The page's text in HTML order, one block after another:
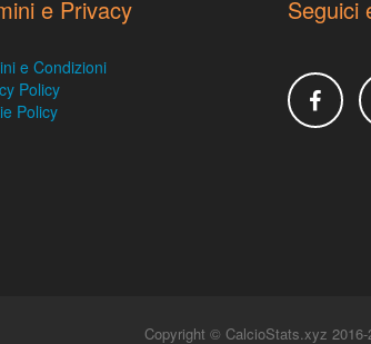
e Privacy
e Condizioni
Policy
Policy
Seguici
Copyright © CalcioStats.xyz 2016-